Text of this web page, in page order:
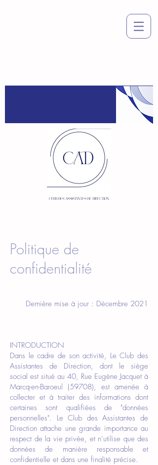
Politique de
confidentialité
Dernière mise à jour : Décembre 2021
INTRODUCTION
Dans le cadre de son activité, LeClub des
Assistantes de Direction, dont le siège
social est situé au 40, Rue Eugène Jacquet à
Marcq-en-Baroeul (59708), est amenée à
collecter et à traiter des informations dont
certaines sont qualifiées de "données
personnelles". LeClub des Assistantes de
Direction attache une grande importance au
respect de la vie privée, et n’utilise que des
données de manière responsable et
confidentielle et dans une finalité précise.